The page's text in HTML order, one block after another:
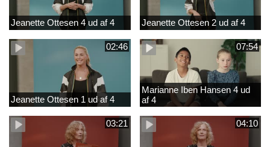
Jeanette Ottesen 4 ud af 4 Jeanette Ottesen 2 ud af 4
02:46
Jeanette Ottesen 1 ud af 4
07:54
Marianne Iben Hansen 4 ud
af 4
03:21 04:10